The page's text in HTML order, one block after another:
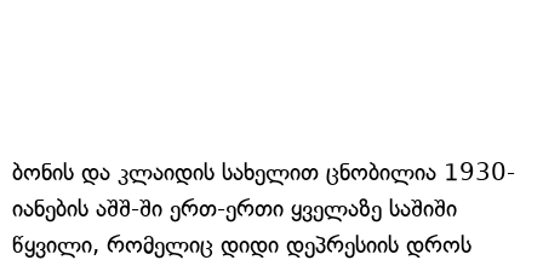
ბონის და კლაიდის სახელით ცნობილია 1930-
იანების აშშ-ში ერთ-ერთი ყველაზე საშიში
წყვილი, რომელიც დიდი დეპრესიის დროს